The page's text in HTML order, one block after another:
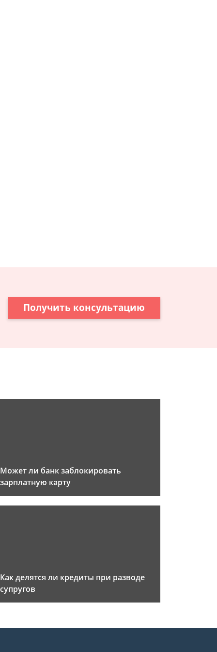
Получить консультацию
Может ли банк заблокировать
зарплатную карту
Как делятся ли кредиты при разводе
супругов